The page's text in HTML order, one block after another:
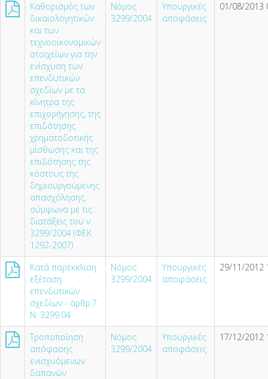
Καθορισμός των
δικαιολογητικών
και των
τεχνοοικονομικών
στοιχείων για την
ενίσχυση των
επενδυτικών
σχεδίων με τα
κίνητρα της
επιχορήγησης, της
επιδότησης
χρηματοδοτικής
μίσθωσης και της
επιδότησης της
κόστους της
δημιουργούμενης
απασχόλησης,
σύμφωνα με τις
διατάξεις του ν.
3299/2004 (ΦΕΚ
1292-2007)
Νόμος
3299/2004
Υπουργικές
αποφάσεις
01/08/2013
Κατά παρέκκλιση
εξέταση
επενδυτικών
σχεδίων - αρθρ.7
Ν. 3299.04
Νόμος
3299/2004
Υπουργικές
αποφάσεις
29/11/2012
Τροποποίηση
απόφασης
ενισχυόμενων
δαπανών
Νόμος
3299/2004
Υπουργικές
αποφάσεις
17/12/2012